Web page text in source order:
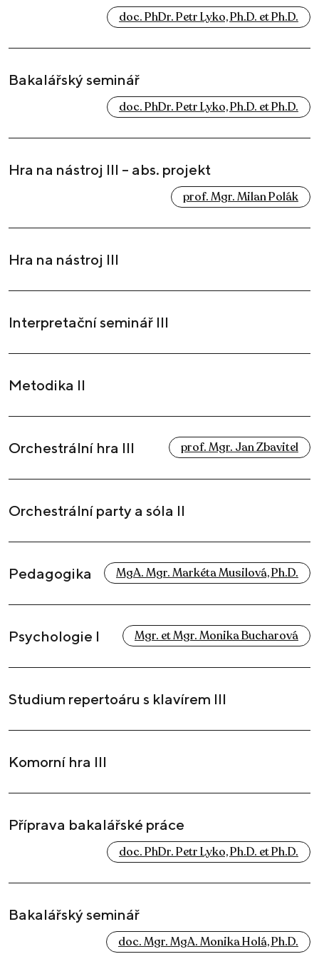
doc. PhDr. Petr Lyko, Ph.D. et Ph.D.
Bakalářský seminář
doc. PhDr. Petr Lyko, Ph.D. et Ph.D.
Hra na nástroj III – abs. projekt
prof. Mgr. Milan Polák
Hra na nástroj III
Interpretační seminář III
Metodika II
Orchestrální hra III prof. Mgr. Jan Zbavitel
Orchestrální party a sóla II
Pedagogika MgA. Mgr. Markéta Musilová, Ph.D.
Psychologie I Mgr. et Mgr. Monika Bucharová
Studium repertoáru s klavírem III
Komorní hra III
Příprava bakalářské práce
doc. PhDr. Petr Lyko, Ph.D. et Ph.D.
Bakalářský seminář
doc. Mgr. MgA. Monika Holá, Ph.D.